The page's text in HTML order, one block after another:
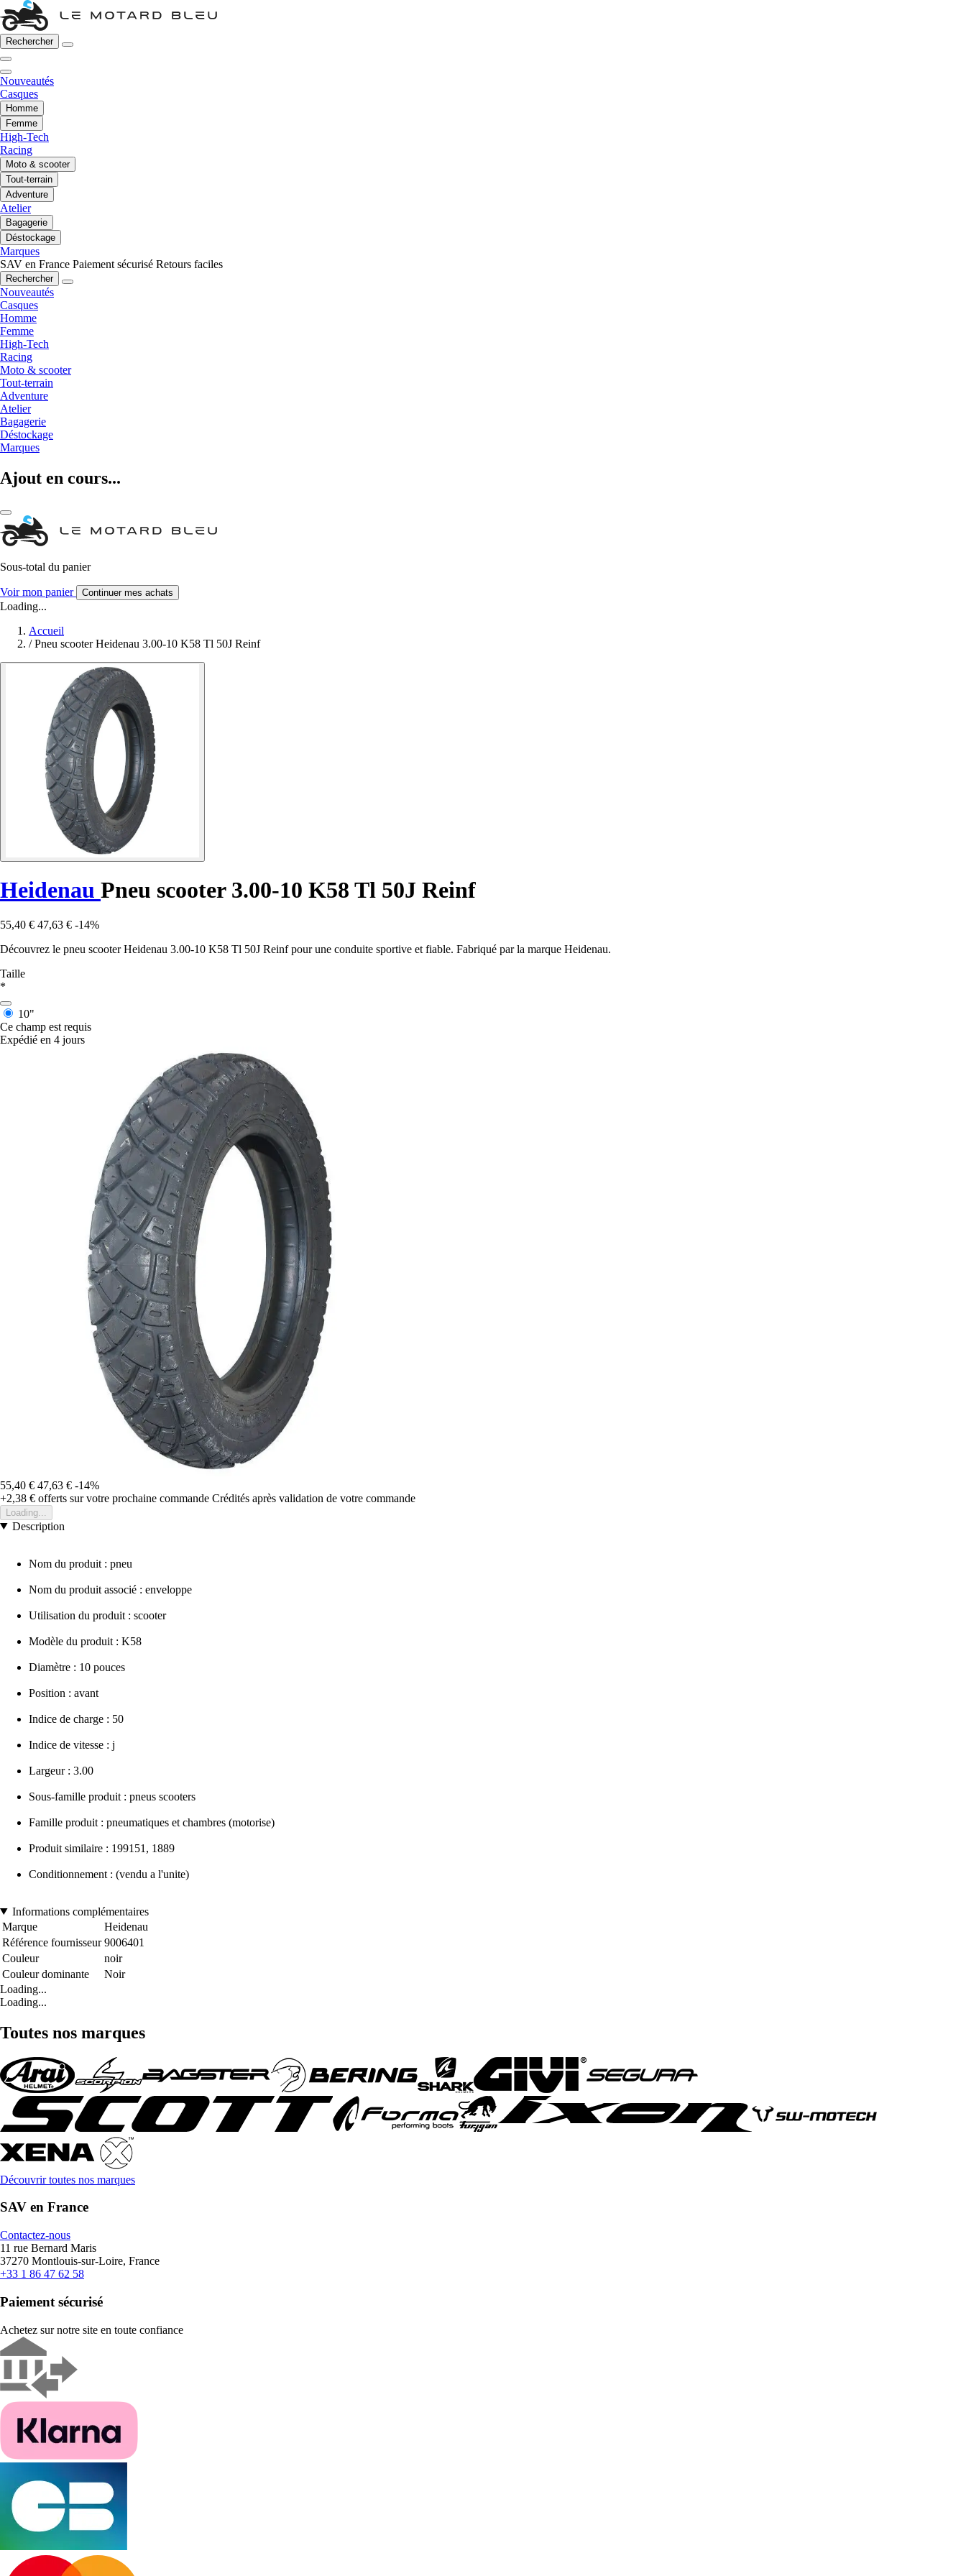
Rechercher
Nouveautés
Casques
Homme
Femme
High-Tech
Racing
Moto & scooter
Tout-terrain
Adventure
Atelier
Bagagerie
Déstockage
Marques
SAV en France Paiement sécurisé Retours faciles
Rechercher
Nouveautés
Casques
Homme
Femme
High-Tech
Racing
Moto & scooter
Tout-terrain
Adventure
Atelier
Bagagerie
Déstockage
Marques
Ajout en cours...
Sous-total du panier
Voir mon panier Continuer mes achats
Loading...
Accueil
/ Pneu scooter Heidenau 3.00-10 K58 Tl 50J Reinf
Heidenau Pneu scooter 3.00-10 K58 Tl 50J Reinf
55,40 € 47,63 € -14%
Découvrez le pneu scooter Heidenau 3.00-10 K58 Tl 50J Reinf pour une conduite sportive et fiable. Fabriqué par la marque Heidenau.
Taille
*
10"
Ce champ est requis
Expédié en 4 jours
55,40 € 47,63 € -14%
+2,38 € offerts sur votre prochaine commande Crédités après validation de votre commande
Loading...
Description
Nom du produit : pneu
Nom du produit associé : enveloppe
Utilisation du produit : scooter
Modèle du produit : K58
Diamètre : 10 pouces
Position : avant
Indice de charge : 50
Indice de vitesse : j
Largeur : 3.00
Sous-famille produit : pneus scooters
Famille produit : pneumatiques et chambres (motorise)
Produit similaire : 199151, 1889
Conditionnement : (vendu a l'unite)
Informations complémentaires
Marque
Heidenau
Référence fournisseur 9006401
Couleur
noir
Couleur dominante
Noir
Loading...
Loading...
Toutes nos marques
Découvrir toutes nos marques
SAV en France
Contactez-nous
11 rue Bernard Maris
37270 Montlouis-sur-Loire, France
+33 1 86 47 62 58
Paiement sécurisé
Achetez sur notre site en toute confiance